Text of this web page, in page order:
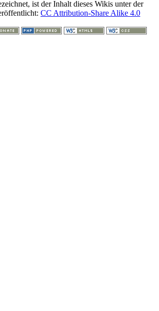
ist der Inhalt dieses Wikis unter der
CC Attribution-Share Alike 4.0